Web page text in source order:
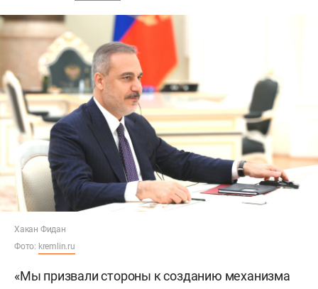
Хакан Фидан
Фото: kremlin.ru
«Мы призвали стороны к созданию механизма